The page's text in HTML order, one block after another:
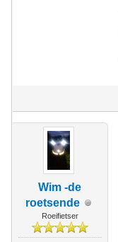
Wim -de
roetsende
Roeifietser